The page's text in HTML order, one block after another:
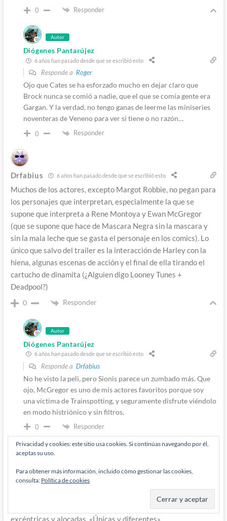
0 Responder
Autor
Diógenes Pantarújez
6 años han pasado desde que se escribió esto
Responde a Roger
Ojo que Cates se ha esforzado mucho en dejar claro que
Brock nunca se comió a nadie, que el que se comía gente era
Gargan. Y la verdad, no tengo ganas de leerme las miniseries
noventeras de Veneno para ver si tiene o no razón…
0 Responder
Drfabius 6 años han pasado desde que se escribió esto
Muchos de los actores, excepto Margot Robbie, no pegan para
los personajes que interpretan, especialmente la que se
supone que interpreta a Rene Montoya y Ewan McGregor
(que se supone que hace de Mascara Negra sin la mascara y
sin la mala leche que se gasta el personaje en los comics). Lo
único que salvo del trailer es la interacción de Harley con la
hiena, algunas escenas de acción y el final de ella tirando el
cartucho de dinamita (¿Alguien digo Looney Tunes +
Deadpool?)
0 Responder
Autor
Diógenes Pantarújez
6 años han pasado desde que se escribió esto
Responde a Drfabius
No he visto la peli, pero Sionis parece un zumbado más. Que
ojo, McGregor es uno de mis actores favoritos porque soy
una víctima de Trainspotting, y seguramente disfrute viéndolo
en modo histriónico y sin filtros.
0 Responder
Arlequín 6 años han pasado desde que se escribió esto
Warner claramente quiere explotar a Harley como ícono del
feminismo, apelando como target a «las chicas» como público
objetivo, donde la idea es que sean muy valientes, divertidas.
excéntricas y alocadas. «Únicas y diferentes».
Privacidad y cookies: este sitio usa cookies. Si continúas navegando por él,
aceptas su uso.
Para obtener más información, incluido cómo gestionar las cookies,
consulta: Política de cookies